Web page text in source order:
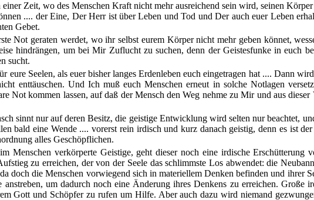
Zeit, wo des Menschen Kraft nicht mehr ausreichend sein wird, seinen
.... der Eine, Der Herr ist über Leben und Tod und Der auch euer Leben
Gebet.
Not geraten werdet, wo ihr selbst eurem Körper nicht mehr geben könnet,
hindrängen, um bei Mir Zuflucht zu suchen, denn der Geistesfunke in euch
sucht.
Seelen, als euer bisher langes Erdenleben euch eingetragen hat .... Dann
enttäuschen. Und Ich muß euch Menschen erneut in solche Notlagen
Not kommen lassen, auf daß der Mensch den Weg nehme zu Mir und aus
sinnt nur auf deren Besitz, die geistige Entwicklung wird selten nur beachtet,
bald eine Wende .... vorerst rein irdisch und kurz danach geistig, denn es ist
alles Geschöpflichen.
Menschen verkörperte Geistige, geht dieser noch eine irdische Erschütterung
zu erreichen, der von der Seele das schlimmste Los abwendet: die
doch die Menschen vorwiegend sich in materiellem Denken befinden und ihrer
um dadurch noch eine Änderung ihres Denkens zu erreichen. Große
Gott und Schöpfer zu rufen um Hilfe. Aber auch dazu wird niemand